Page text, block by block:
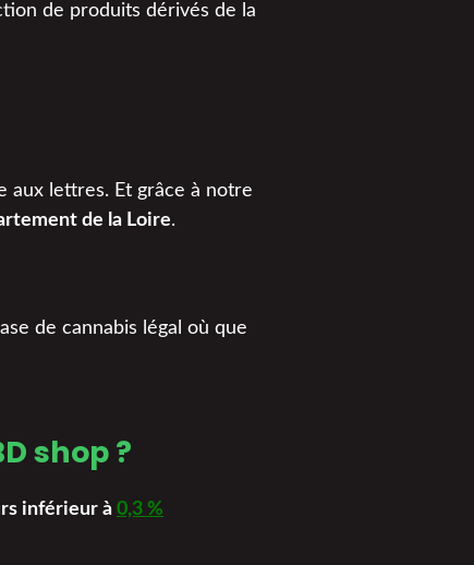
de produits dérivés de la
aux lettres. Et grâce à notre
de la Loire.
de cannabis légal où que
shop ?
inférieur à 0,3 %